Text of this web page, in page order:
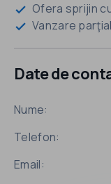
check Ofera sprijin
check Vanzare
Date de
Nume:
Telefon:
Email: